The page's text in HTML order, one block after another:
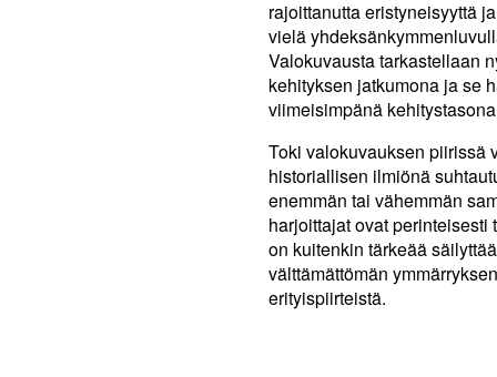
rajoittanutta eristyneisyyttä
vielä
Valokuvausta tarkastellaan
kehityksen jatkumona ja se
viimeisimpänä
Toki valokuvauksen piirissä
historiallisen ilmiönä
enemmän tai vähemmän
harjoittajat ovat
on kuitenkin tärkeää
välttämättömän
erityispiirteistä.